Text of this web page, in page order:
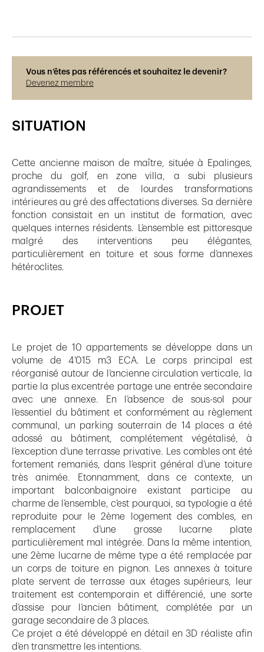
SITUATION
Cette ancienne maison de maître, située à Epalinges,
proche du golf, en zone villa, a subi plusieurs
agrandissements et de lourdes transformations
intérieures au gré des affectations diverses. Sa dernière
fonction consistait en un institut de formation, avec
quelques internes résidents. L’ensemble est pittoresque
malgré des interventions peu élégantes,
particulièrement en toiture et sous forme d’annexes
hétéroclites.
PROJET
Le projet de 10 appartements se développe dans un
volume de 4’015 m3 ECA. Le corps principal est
réorganisé autour de l’ancienne circulation verticale, la
partie la plus excentrée partage une entrée secondaire
avec une annexe. En l’absence de sous-sol pour
l’essentiel du bâtiment et conformément au règlement
communal, un parking souterrain de 14 places a été
adossé au bâtiment, complétement végétalisé, à
l’exception d’une terrasse privative. Les combles ont été
fortement remaniés, dans l’esprit général d’une toiture
très animée. Etonnamment, dans ce contexte, un
important balconbaignoire existant participe au
charme de l’ensemble, c’est pourquoi, sa typologie a été
reproduite pour le 2ème logement des combles, en
remplacement d’une grosse lucarne plate
particulièrement mal intégrée. Dans la même intention,
une 2ème lucarne de même type a été remplacée par
un corps de toiture en pignon. Les annexes à toiture
plate servent de terrasse aux étages supérieurs, leur
traitement est contemporain et différencié, une sorte
d’assise pour l’ancien bâtiment, complétée par un
garage secondaire de 3 places.
Ce projet a été développé en détail en 3D réaliste afin
d’en transmettre les intentions.
Vous n’êtes pas référencés et souhaitez le devenir?
Devenez membre